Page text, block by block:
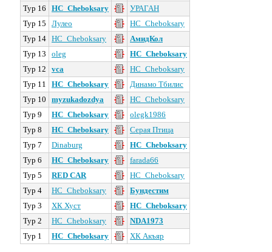
Тур 16
HC_Cheboksary
УРАГАН
Тур 15
Лулео
HC_Cheboksary
Тур 14 HC_Cheboksary
АмидКол
Тур 13
oleg
HC_Cheboksary
Тур 12
vca
HC_Cheboksary
Тур 11
HC_Cheboksary
Динамо Тбилис
Тур 10
myzukadozdya
HC_Cheboksary
Тур 9
HC_Cheboksary
olegk1986
Тур 8
HC_Cheboksary
Серая Птица
Тур 7
Dinaburg
HC_Cheboksary
Тур 6
HC_Cheboksary
farada66
Тур 5
RED CAR
HC_Cheboksary
Тур 4
HC_Cheboksary
Бундестим
Тур 3
ХК Хуст
HC_Cheboksary
Тур 2
HC_Cheboksary
NDA1973
Тур 1
HC_Cheboksary ХК Акъяр